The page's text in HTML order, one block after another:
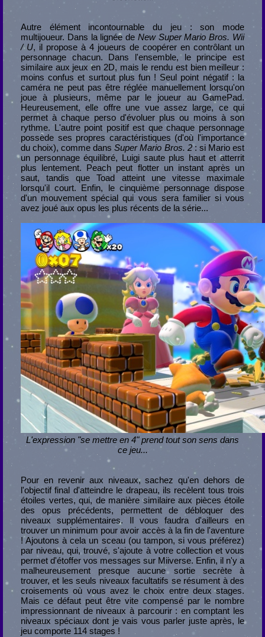
Autre élément incontournable du jeu : son mode
multijoueur. Dans la lignée de New Super Mario Bros. Wii
/ U, il propose à 4 joueurs de coopérer en contrôlant un
personnage chacun. Dans l'ensemble, le principe est
similaire aux jeux en 2D, mais le rendu est bien meilleur :
moins confus et surtout plus fun ! Seul point négatif : la
caméra ne peut pas être réglée manuellement lorsqu'on
joue à plusieurs, même par le joueur au GamePad.
Heureusement, elle offre une vue assez large, ce qui
permet à chaque perso d'évoluer plus ou moins à son
rythme. L'autre point positif est que chaque personnage
possède ses propres caractéristiques (d'où l'importance
du choix), comme dansSuper Mario Bros. 2: si Mario est
un personnage équilibré, Luigi saute plus haut et atterrit
plus lentement. Peach peut flotter un instant après un
saut, tandis que Toad atteint une vitesse maximale
lorsqu'il court. Enfin, le cinquième personnage dispose
d'un mouvement spécial qui vous sera familier si vous
avez joué aux opus les plus récents de la série...
L'expression "se mettre en 4" prend tout son sens dans
ce jeu...
Pour en revenir aux niveaux, sachez qu'en dehors de
l'objectif final d'atteindre le drapeau, ils recèlent tous trois
étoiles vertes, qui, de manière similaire aux pièces étoile
des opus précédents, permettent de débloquer des
niveaux supplémentaires. Il vous faudra d'ailleurs en
trouver un minimum pour avoir accès à la fin de l'aventure
! Ajoutons à cela un sceau (ou tampon, si vous préférez)
par niveau, qui, trouvé, s'ajoute à votre collection et vous
permet d'étoffer vos messages sur Miiverse. Enfin, il n'y a
malheureusement presque aucune sortie secrète à
trouver, et les seuls niveaux facultatifs se résument à des
croisements où vous avez le choix entre deux stages.
Mais ce défaut peut être vite compensé par le nombre
impressionnant de niveaux à parcourir : en comptant les
niveaux spéciaux dont je vais vous parler juste après, le
jeu comporte 114 stages !